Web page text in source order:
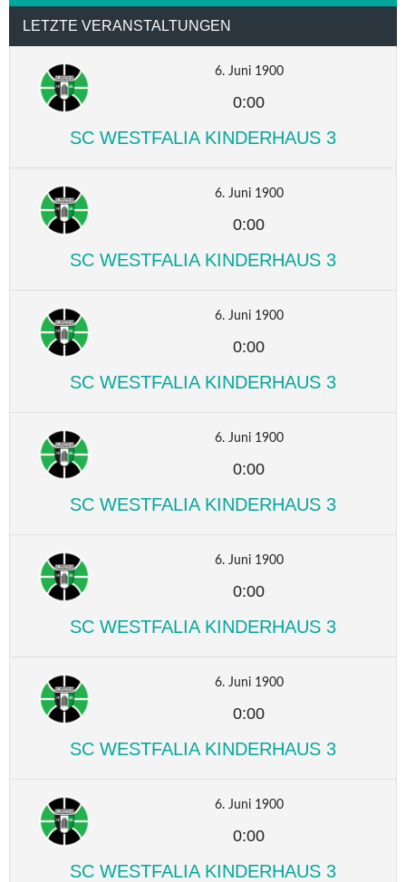
LETZTE VERANSTALTUNGEN
6. Juni 1900
0:00
SC WESTFALIA KINDERHAUS 3
6. Juni 1900
0:00
SC WESTFALIA KINDERHAUS 3
6. Juni 1900
0:00
SC WESTFALIA KINDERHAUS 3
6. Juni 1900
0:00
SC WESTFALIA KINDERHAUS 3
6. Juni 1900
0:00
SC WESTFALIA KINDERHAUS 3
6. Juni 1900
0:00
SC WESTFALIA KINDERHAUS 3
6. Juni 1900
0:00
SC WESTFALIA KINDERHAUS 3